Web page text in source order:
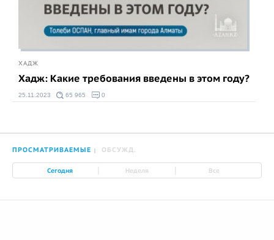
ХАДЖ
Хадж: Какие требования введены в этом году?
25.11.2023 65 965 0
ПРОСМАТРИВАЕМЫЕ ОБСУЖД.
Сегодня Неделя Все